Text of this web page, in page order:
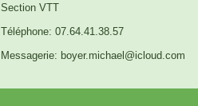
Section VTT
Téléphone: 07.64.41.38.57
Messagerie: boyer.michael@icloud.com